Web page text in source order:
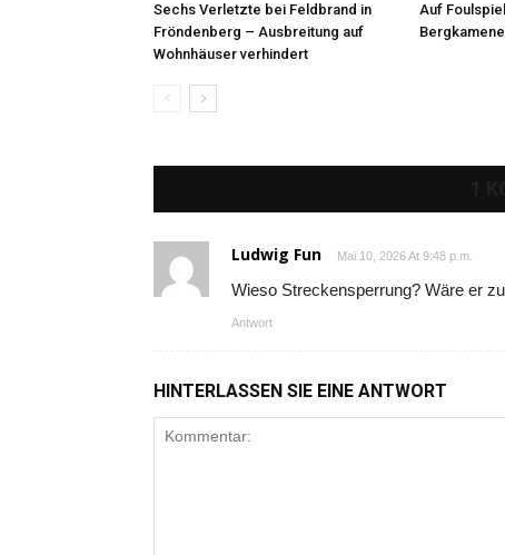
Sechs Verletzte bei Feldbrand in
Fröndenberg – Ausbreitung auf
Wohnhäuser verhindert
Auf
Ludwig Fun Mai 10, 2026 At 9:48 p.m.
Wieso Streckensperrung? Wäre er
Antwort
HINTERLASSEN SIE EINE ANTWORT